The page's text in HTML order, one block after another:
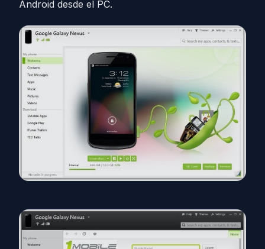
Android desde el PC.